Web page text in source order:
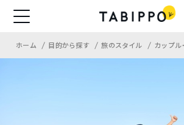
ホーム 目的から探す 旅のスタイル カップル